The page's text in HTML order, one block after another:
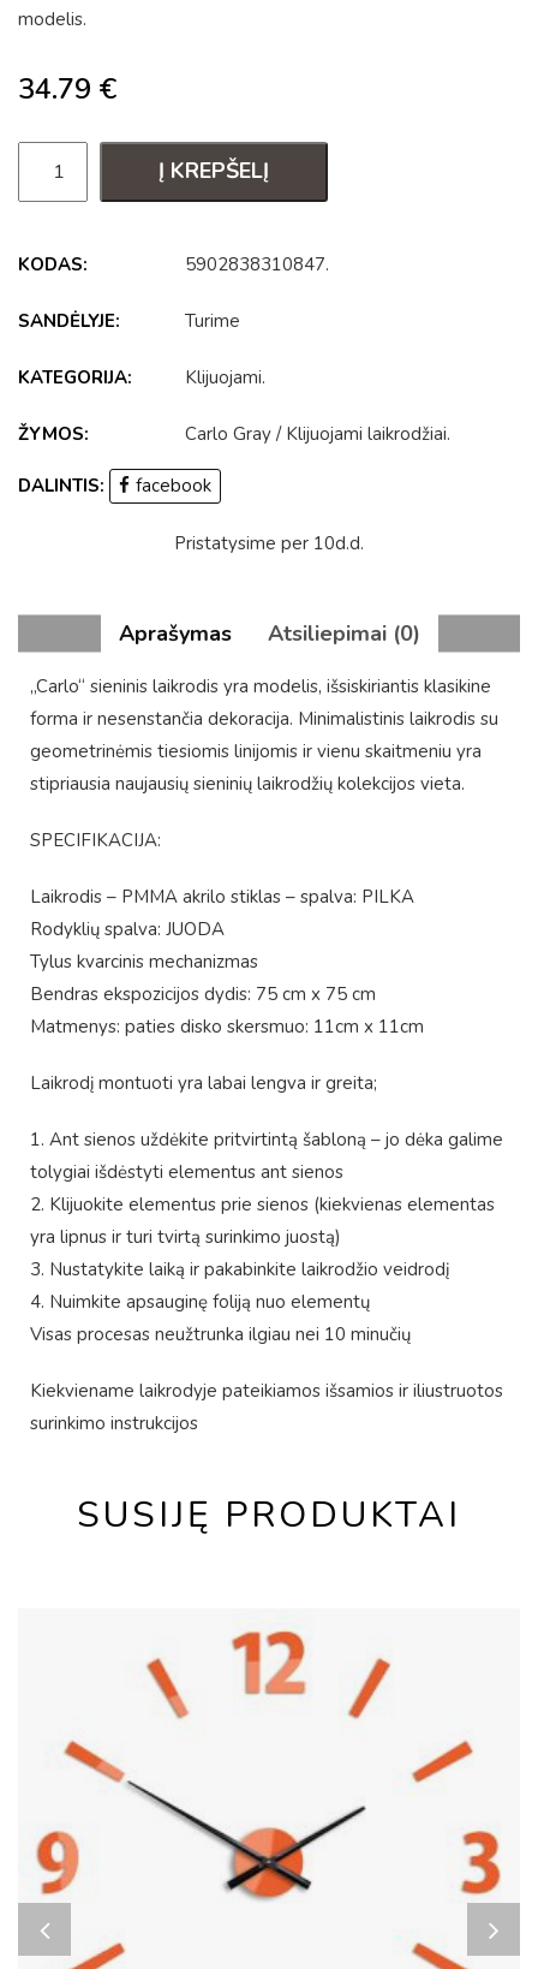
modelis.
34.79 €
Į KREPŠELĮ
KODAS: 5902838310847.
SANDĖLYJE: Turime
KATEGORIJA: Klijuojami.
ŽYMOS: Carlo Gray / Klijuojami laikrodžiai.
DALINTIS: facebook
Pristatysime per 10d.d.
Aprašymas Atsiliepimai (0)
„Carlo“ sieninis laikrodis yra modelis, išsiskiriantis klasikine
forma ir nesenstančia dekoracija. Minimalistinis laikrodis su
geometrinėmis tiesiomis linijomis ir vienu skaitmeniu yra
stipriausia naujausių sieninių laikrodžių kolekcijos vieta.
SPECIFIKACIJA:
Laikrodis – PMMA akrilo stiklas – spalva: PILKA
Rodyklių spalva: JUODA
Tylus kvarcinis mechanizmas
Bendras ekspozicijos dydis: 75 cm x 75 cm
Matmenys: paties disko skersmuo: 11cm x 11cm
Laikrodį montuoti yra labai lengva ir greita;
1. Ant sienos uždėkite pritvirtintą šabloną – jo dėka galime
tolygiai išdėstyti elementus ant sienos
2. Klijuokite elementus prie sienos (kiekvienas elementas
yra lipnus ir turi tvirtą surinkimo juostą)
3. Nustatykite laiką ir pakabinkite laikrodžio veidrodį
4. Nuimkite apsauginę foliją nuo elementų
Visas procesas neužtrunka ilgiau nei 10 minučių
Kiekviename laikrodyje pateikiamos išsamios ir iliustruotos
surinkimo instrukcijos
SUSIJĘ PRODUKTAI